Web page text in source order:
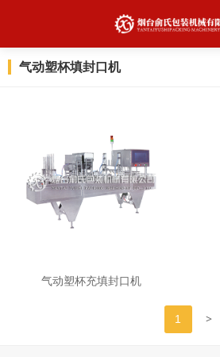
气动塑杯填封口机
气动塑杯充填封口机
1 >